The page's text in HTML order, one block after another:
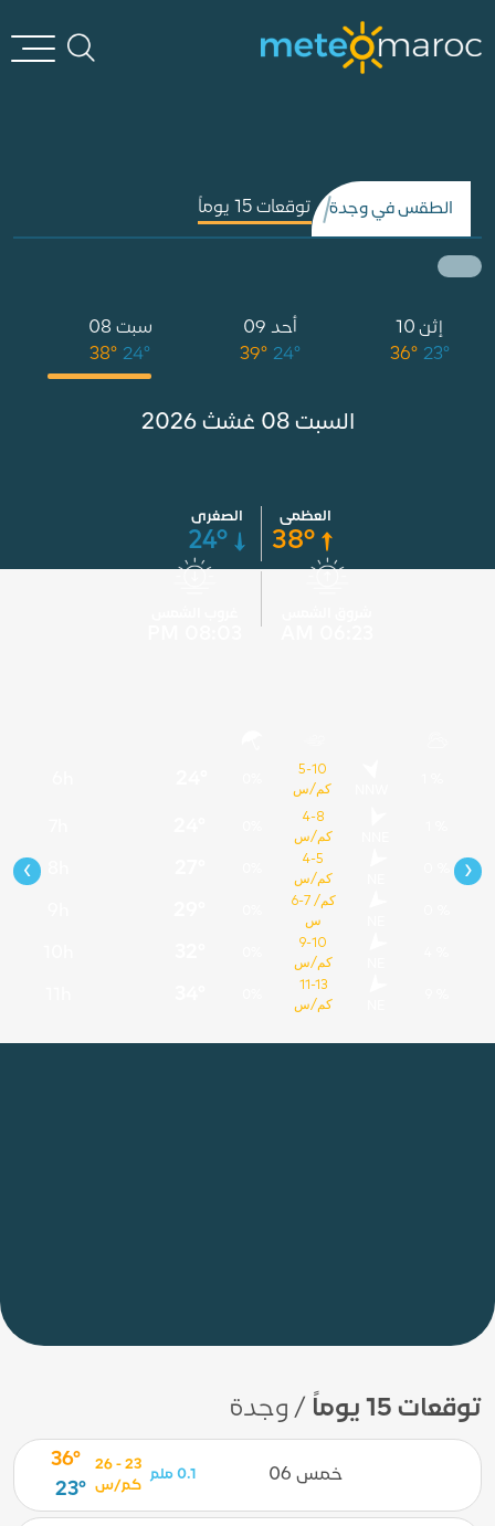
الطقس في وجدة توقعات 15 يوماً
سبت 08
38° 24°
أحد 09
39° 24°
إثن 10
36° 23°
السبت 08 غشث 2026
العظمى الصغرى
5 %
5-10
كم/س
4-8
كم/س
4-5
كم/س
6-7 كم/
س
9-10
كم/س
11-13
كم/س
‹ ›
توقعات 15 يوماً / وجدة
خمس 06 0.1 ملم
23 - 26
كم/س
36°
23°